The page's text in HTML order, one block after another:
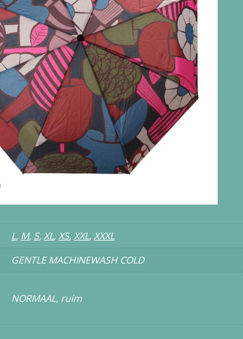
L, M, S,XL,XS,XXL,XXXL
GENTLE MACHINEWASH COLD
NORMAAL, ruim